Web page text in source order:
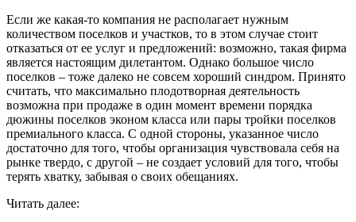
Если же какая-то компания не располагает нужным
количеством поселков и участков, то в этом случае стоит
отказаться от ее услуг и предложений: возможно, такая фирма
является настоящим дилетантом. Однако большое число
поселков – тоже далеко не совсем хороший синдром. Принято
считать, что максимально плодотворная деятельность
возможна при продаже в один момент времени порядка
дюжины поселков эконом класса или пары тройки поселков
премиального класса. С одной стороны, указанное число
достаточно для того, чтобы организация чувствовала себя на
рынке твердо, с другой – не создает условий для того, чтобы
терять хватку, забывая о своих обещаниях.
Читать далее: